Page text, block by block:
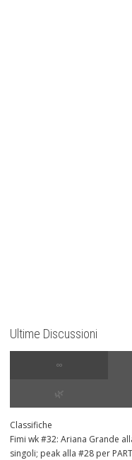
Ultime Discussioni
∞
🌿
Classifiche
Fimi wk #32: Ariana Grande
singoli; peak alla #28 per